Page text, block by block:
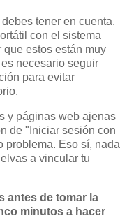
tener en cuenta.
con el sistema
estos están muy
necesario seguir
para evitar
y páginas web ajenas
de "Iniciar sesión con
problema. Eso sí, nada
a vincular tu
antes de tomar la
minutos a hacer